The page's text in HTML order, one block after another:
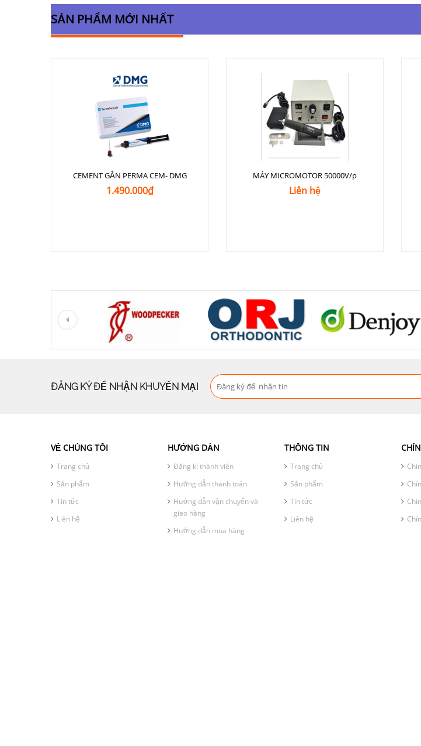
SẢN PHẨM MỚI NHẤT
CEMENT GẮN PERMA CEM- DMG
1.490.000₫
MÁY MICROMOTOR 50000V/p
Liên hệ
ĐĂNG KÝ ĐỂ NHẬN KHUYẾN MẠI
VỀ CHÚNG TÔI
Trang chủ
Sản phẩm
Tin tức
Liên hệ
HƯỚNG DẪN
Đăng kí thành viên
Hướng dẫn thanh toán
Hướng dẫn vận chuyển và
giao hàng
Hướng dẫn mua hàng
THÔNG TIN
Trang chủ
Sản phẩm
Tin tức
Liên hệ